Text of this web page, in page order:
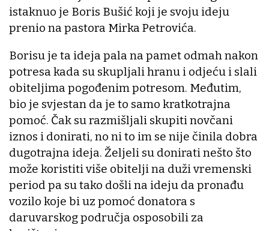
istaknuo je Boris Bušić koji je svoju ideju
prenio na pastora Mirka Petrovića.
Borisu je ta ideja pala na pamet odmah nakon
potresa kada su skupljali hranu i odjeću i slali
obiteljima pogođenim potresom. Međutim,
bio je svjestan da je to samo kratkotrajna
pomoć. Čak su razmišljali skupiti novčani
iznos i donirati, no ni to im se nije činila dobra
dugotrajna ideja. Željeli su donirati nešto što
može koristiti više obitelji na duži vremenski
period pa su tako došli na ideju da pronađu
vozilo koje bi uz pomoć donatora s
daruvarskog područja osposobili za